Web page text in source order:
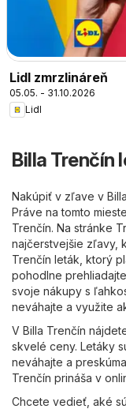
Lidl zmrzlináreň
05.05. - 31.10.2026
Lidl
Billa Trenčín
Nakúpiť v zľave v
Práve na tomto
Trenčín. Na stránke
najčerstvejšie zľavy,
Trenčín leták, ktorý
pohodlne
svoje nákupy s
neváhajte a využite
V Billa Trenčín
skvelé ceny. Letáky
neváhajte a
Trenčín prináša v
Chcete vedieť, aké